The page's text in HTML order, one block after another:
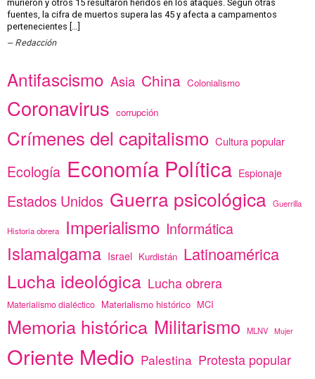
murieron y otros 15 resultaron heridos en los ataques. Según otras
fuentes, la cifra de muertos supera las 45 y afecta a campamentos
pertenecientes […]
Redacción
Antifascismo Asia China Colonialismo
Coronavirus corrupción
Crímenes del capitalismo Cultura popular
Ecología Economía Política Espionaje
Estados Unidos Guerra psicológica Guerrilla
Historia obrera Imperialismo Informática
Islamalgama Israel Kurdistán Latinoamérica
Lucha ideológica Lucha obrera
Materialismo dialéctico Materialismo histórico MCI
Memoria histórica Militarismo MLNV Mujer
Oriente Medio Palestina Protesta popular